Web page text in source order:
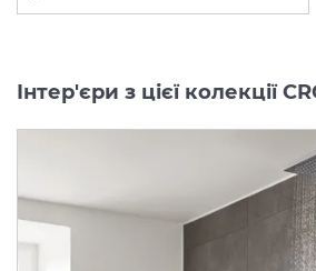
Інтер'єри з цієї колекції